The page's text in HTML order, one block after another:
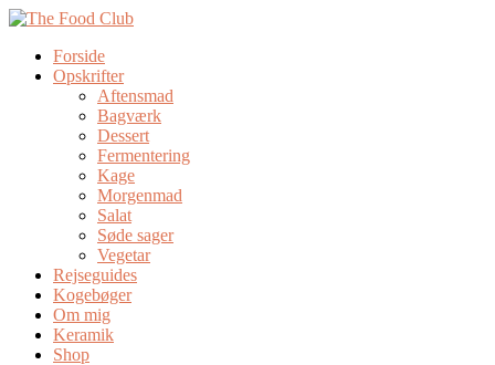
Forside
Opskrifter
Aftensmad
Bagværk
Dessert
Fermentering
Kage
Morgenmad
Salat
Søde sager
Vegetar
Rejseguides
Kogebøger
Om mig
Keramik
Shop